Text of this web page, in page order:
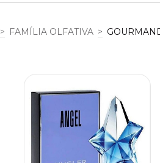
> FAMÍLIA OLFATIVA >